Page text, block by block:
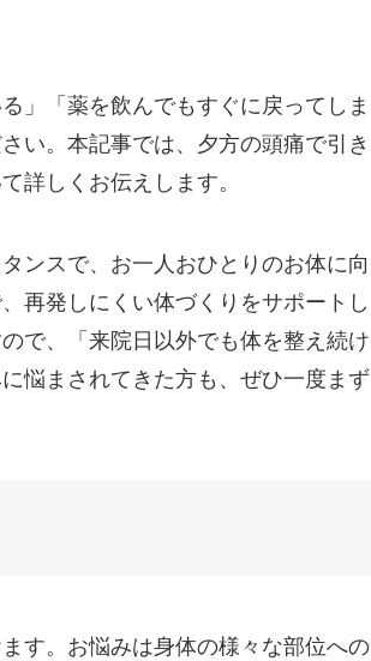
」「薬を飲んでもすぐに戻ってしま
い。本記事では、夕方の頭痛で引き
詳しくお伝えします。
ンスで、お一人おひとりのお体に向
再発しにくい体づくりをサポートし
で、「来院日以外でも体を整え続け
悩まされてきた方も、ぜひ一度まず
す。お悩みは身体の様々な部位への